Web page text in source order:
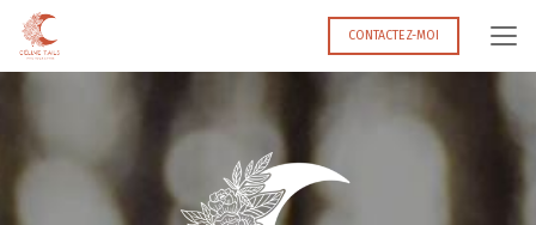
Aller
contenu
CONTACTEZ-MOI